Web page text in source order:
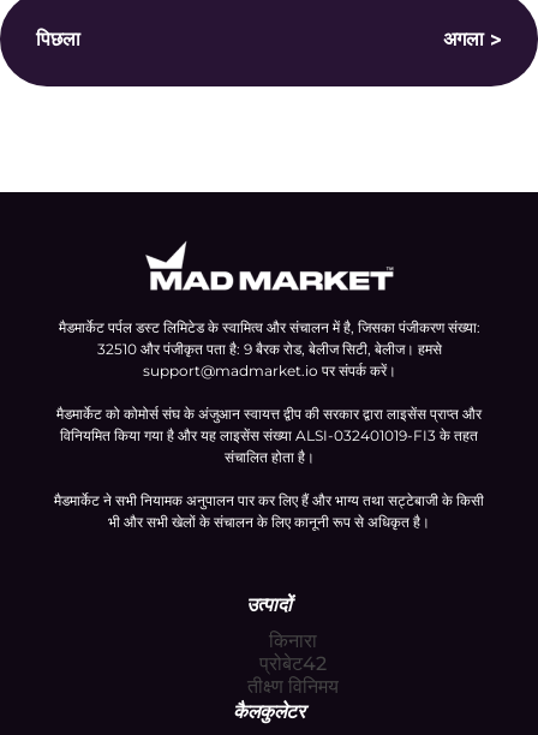
पिछला अगला >
मैडमार्केट पर्पल डस्ट लिमिटेड के स्वामित्व और संचालन में है, जिसका पंजीकरण संख्या:
32510 और पंजीकृत पता है: 9 बैरक रोड, बेलीज सिटी, बेलीज। हमसे
support@madmarket.io पर संपर्क करें।
मैडमार्केट को कोमोर्स संघ के अंजुआन स्वायत्त द्वीप की सरकार द्वारा लाइसेंस प्राप्त और
विनियमित किया गया है और यह लाइसेंस संख्या ALSI-032401019-FI3 के तहत
संचालित होता है।
मैडमार्केट ने सभी नियामक अनुपालन पार कर लिए हैं और भाग्य तथा सट्टेबाजी के किसी
भी और सभी खेलों के संचालन के लिए कानूनी रूप से अधिकृत है।
उत्पादों
किनारा
प्रोबेट42
तीक्ष्ण विनिमय
कैलकुलेटर